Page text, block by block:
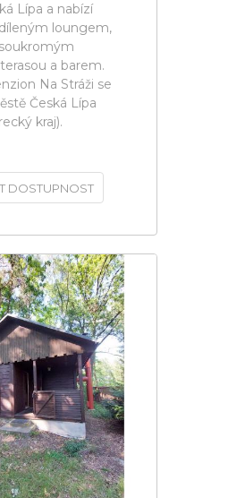
Lípa a nabízí
loungem,
a barem.
Na Stráži se
Česká Lípa
kraj).
DOSTUPNOST